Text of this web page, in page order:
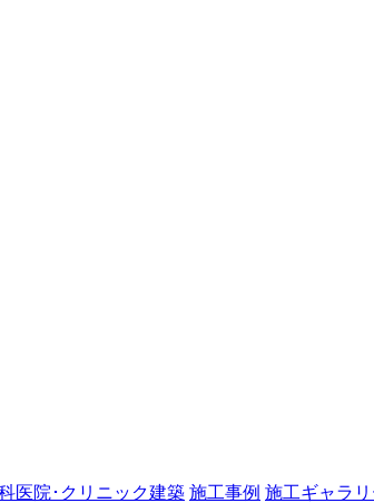
医院･クリニック建築 施工事例 施工ギャラリ